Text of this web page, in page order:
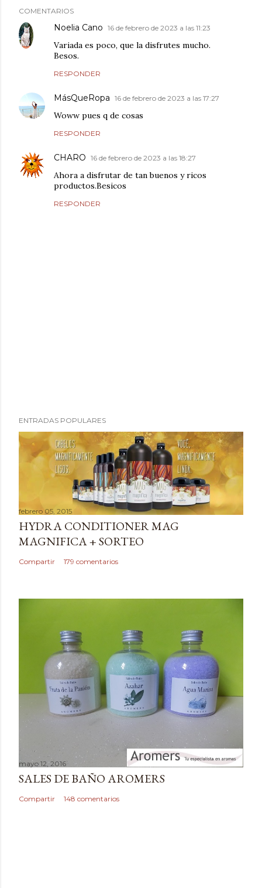
COMENTARIOS
Noelia Cano 16 de febrero de 2023 a las 11:23
Variada es poco, que la disfrutes mucho.
Besos.
RESPONDER
MásQueRopa 16 de febrero de 2023 a las 17:27
Woww pues q de cosas
RESPONDER
CHARO 16 de febrero de 2023 a las 18:27
Ahora a disfrutar de tan buenos y ricos
productos.Besicos
RESPONDER
u
b
a
r
u
n
c
o
ENTRADAS POPULARES
febrero 05, 2015
HYDRA CONDITIONER MAG
MAGNIFICA + SORTEO
Compartir 179 comentarios
mayo 12, 2016
SALES DE BAÑO AROMERS
Compartir 148 comentarios